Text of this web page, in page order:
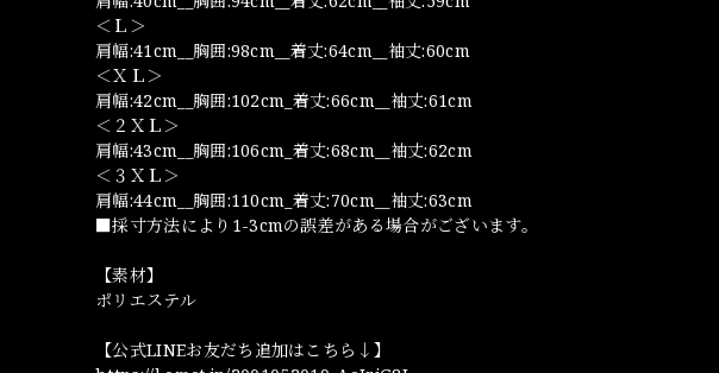
＜Ｌ＞
肩幅:41cm__胸囲:98cm__着丈:64cm__袖丈:60cm
＜ＸＬ＞
肩幅:42cm__胸囲:102cm_着丈:66cm__袖丈:61cm
＜２ＸＬ＞
肩幅:43cm__胸囲:106cm_着丈:68cm__袖丈:62cm
＜３ＸＬ＞
肩幅:44cm__胸囲:110cm_着丈:70cm__袖丈:63cm
■採寸方法により1-3cmの誤差がある場合がございます。
【素材】
ポリエステル
【公式LINEお友だち追加はこちら↓】